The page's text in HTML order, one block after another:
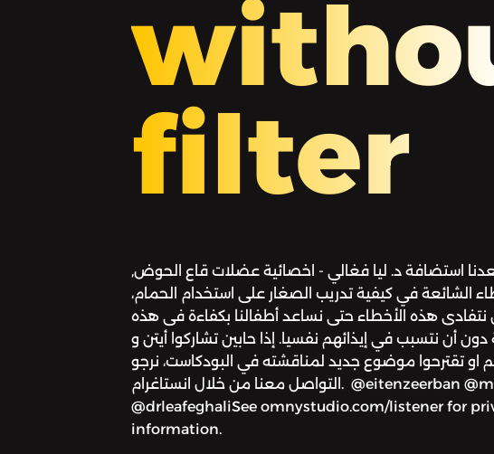
filter
استضافة د. ليا فغالي - اخصائية عضلات قاع الحوض,
الشائعة في كيفية تدريب الصغار على استخدام الحمام،
نتفادى هذه الأخطاء حتى نساعد أطفالنا بكفاءة فى هذه
دون أن نتسبب في إيذائهم نفسيا. إذا حابين تشاركوا أيتن و
او تقترحوا موضوع جديد لمناقشته في البودكاست، نرجو
التواصل معنا من خلال انستاغرام. @eitenzeerban @mirnasabbagh
@drleafeghaliSee omnystudio.com/listener for
information.